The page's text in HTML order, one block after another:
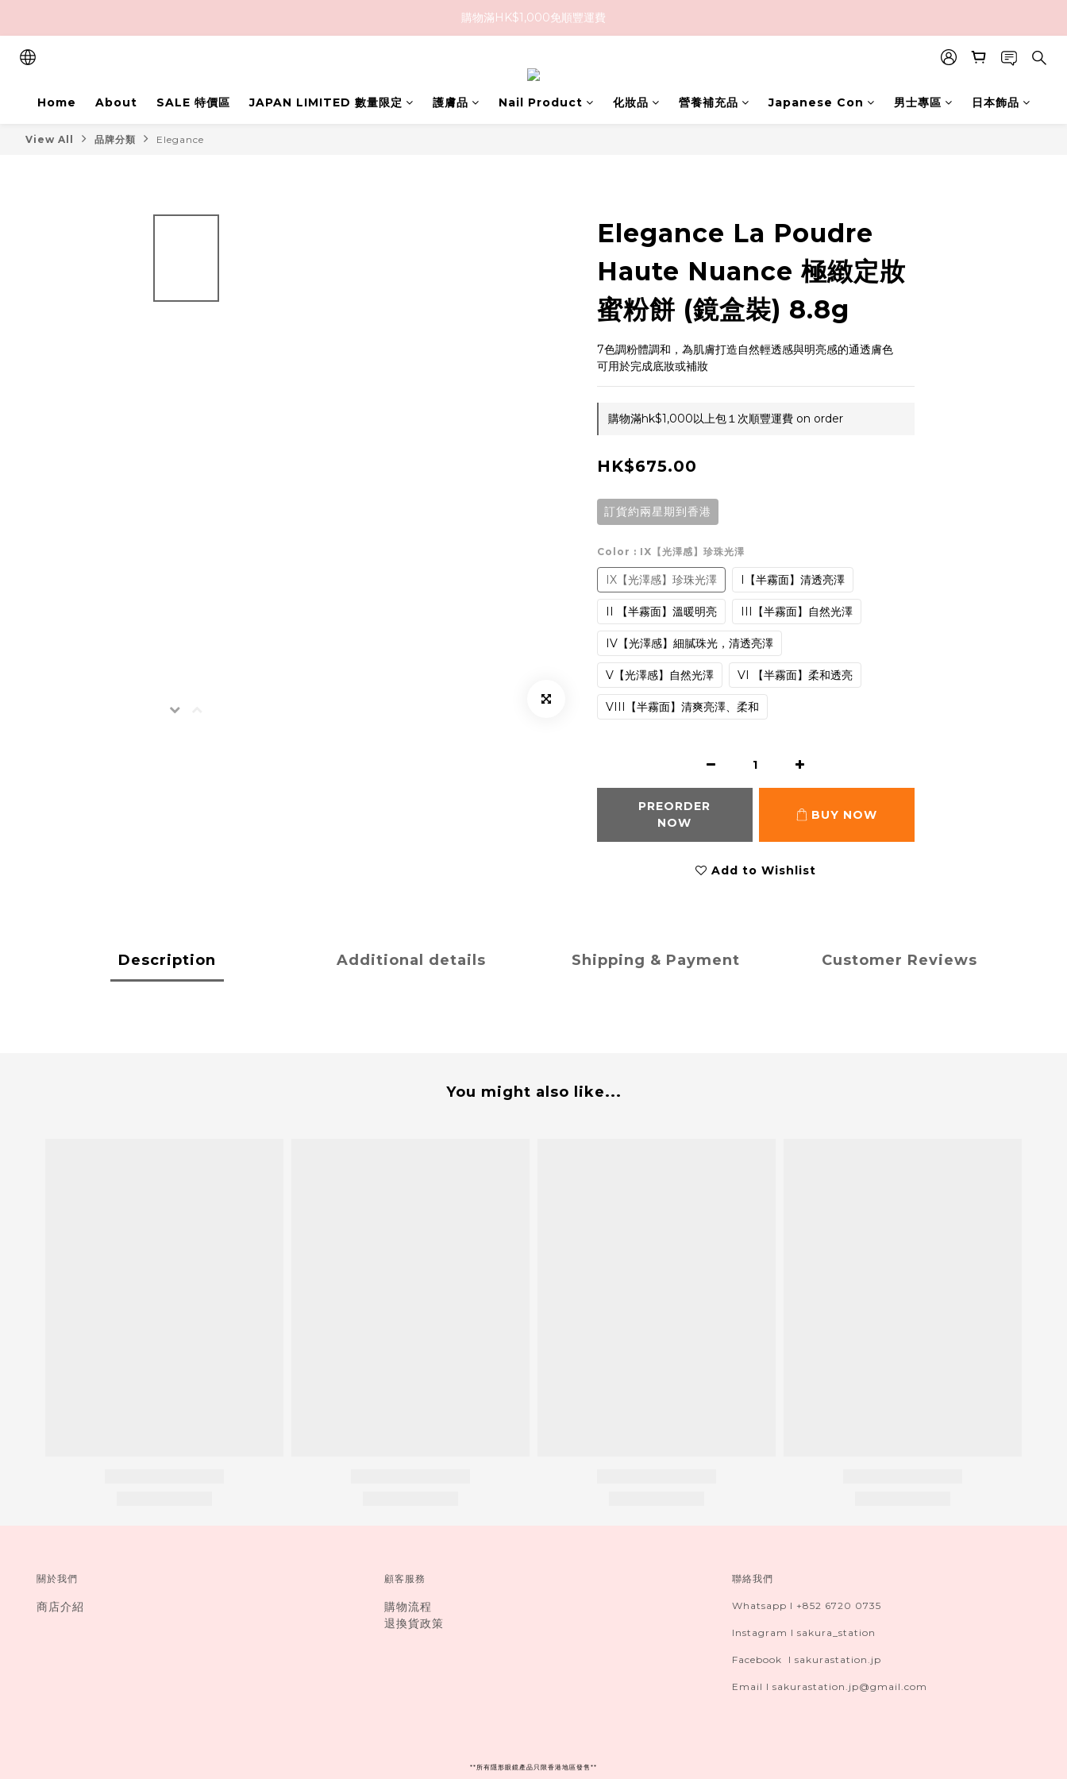
購物滿HK$1,000免順豐運費
購物滿HK$1,000免順豐運費
Home
About SALE 特價區 JAPAN LIMITED 數量限定 護膚品 Nail Product 化妝品 營養補充品 Japanese Con 男士專區 日本飾品
View All 品牌分類 Elegance
Elegance La Poudre
Haute Nuance 極緻定妝
蜜粉餅 (鏡盒裝) 8.8g
7色調粉體調和，為肌膚打造自然輕透感與明亮感的通透膚色
可用於完成底妝或補妝
購物滿hk$1,000以上包１次順豐運費 on order
HK$675.00
訂貨約兩星期到香港
Color : IX【光澤感】珍珠光澤
IX【光澤感】珍珠光澤 I【半霧面】清透亮澤
II 【半霧面】溫暖明亮 III【半霧面】自然光澤
IV【光澤感】細膩珠光，清透亮澤
V【光澤感】自然光澤 VI 【半霧面】柔和透亮
VIII【半霧面】清爽亮澤、柔和
PREORDER
NOW
BUY NOW
Add to Wishlist
Description Additional details Shipping & Payment Customer Reviews
You might also like...
關於我們
商店介紹
顧客服務
購物流程
退換貨政策
聯絡我們
Whatsapp I +852 6720 0735
Instagram I sakura_station
Facebook I sakurastation.jp
Email I sakurastation.jp@gmail.com
** 所有隱形眼鏡產品只限香港地區發售**